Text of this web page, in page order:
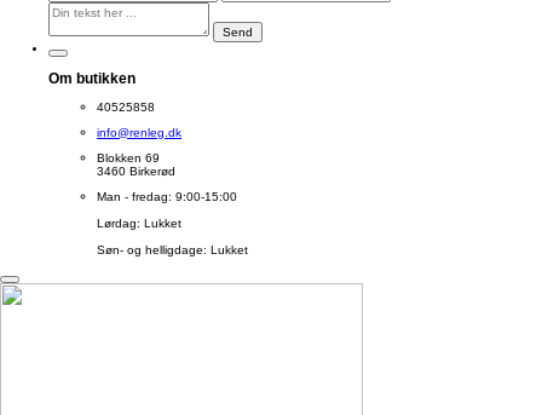
Send
Om butikken
40525858
info@renleg.dk
Blokken 69
3460 Birkerød
Man - fredag: 9:00-15:00
Lørdag: Lukket
Søn- og helligdage: Lukket